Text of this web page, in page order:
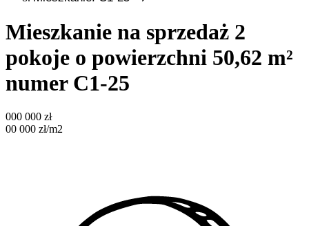
Mieszkanie na sprzedaż 2
pokoje o powierzchni 50,62 m²
numer C1-25
000 000 zł
00 000 zł/m2